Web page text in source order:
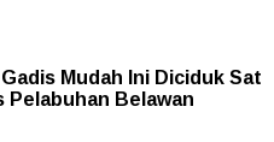
Mudah Ini Diciduk Sat
Pelabuhan Belawan